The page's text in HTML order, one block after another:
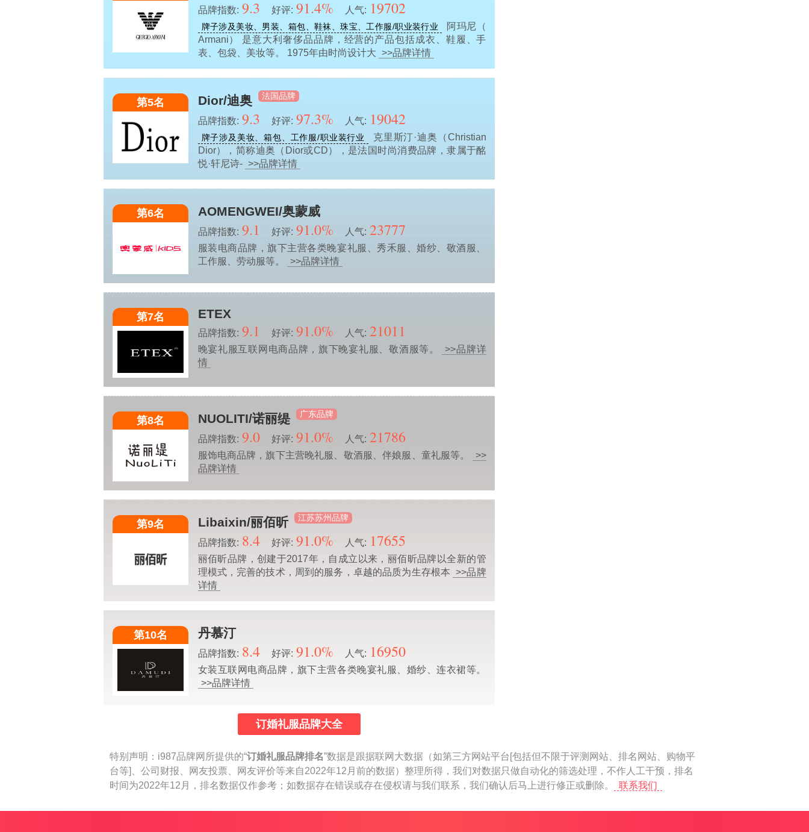
品牌指数: 9.3 好评: 91.4% 人气: 19702
牌子涉及美妆、男装、箱包、鞋袜、珠宝、工作服/职业装行业
阿玛尼（
Armani） 是意大利奢侈品品牌，经营的产品包括成衣、鞋履、手
表、包袋、美妆等。 1975年由时尚设计大 >>品牌详情
第5名 Dior/迪奥 法国品牌
品牌指数: 9.3 好评: 97.3% 人气: 19042
牌子涉及美妆、箱包、工作服/职业装行业
克里斯汀·迪奥（Christian
Dior），简称迪奥（Dior或CD），是法国时尚消费品牌，隶属于酩
悦·轩尼诗- >>品牌详情
第6名 AOMENGWEI/奥蒙威
品牌指数: 9.1 好评: 91.0% 人气: 23777
服装电商品牌，旗下主营各类晚宴礼服、秀禾服、婚纱、敬酒服、
工作服、劳动服等。
>>品牌详情
第7名 ETEX
品牌指数: 9.1 好评: 91.0% 人气: 21011
晚宴礼服互联网电商品牌，旗下晚宴礼服、敬酒服等。
>>品牌详
情
第8名 NUOLITI/诺丽缇 广东品牌
品牌指数: 9.0 好评: 91.0% 人气: 21786
服饰电商品牌，旗下主营晚礼服、敬酒服、伴娘服、童礼服等。
>>
品牌详情
第9名 Libaixin/丽佰昕 江苏苏州品牌
品牌指数: 8.4 好评: 91.0% 人气: 17655
丽佰昕品牌，创建于2017年，自成立以来，丽佰昕品牌以全新的管
理模式，完善的技术，周到的服务，卓越的品质为生存根本
>>品牌
详情
第10名 丹慕汀
品牌指数: 8.4 好评: 91.0% 人气: 16950
女装互联网电商品牌，旗下主营各类晚宴礼服、婚纱、连衣裙等。
>>品牌详情
订婚礼服品牌大全
特别声明： i987品牌网所提供的“订婚礼服品牌排名”数据是跟据联网大数据（如第三方网站平台[包括但不限于评测网站、排名网站、购物平
台等]、公司财报、网友投票、网友评价等来自2022年12月前的数据）整理所得，我们对数据只做自动化的筛选处理，不作人工干预，排名
时间为2022年12月，排名数据仅作参考；如数据存在错误或存在侵权请与我们联系，我们确认后马上进行修正或删除。
联系我们